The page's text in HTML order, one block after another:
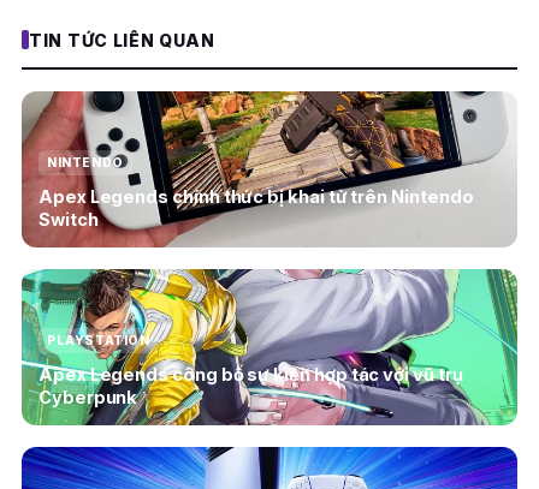
TIN TỨC LIÊN QUAN
NINTENDO
Apex Legends chính thức bị khai tử trên Nintendo
Switch
PLAYSTATION
Apex Legends công bố sự kiện hợp tác với vũ trụ
Cyberpunk